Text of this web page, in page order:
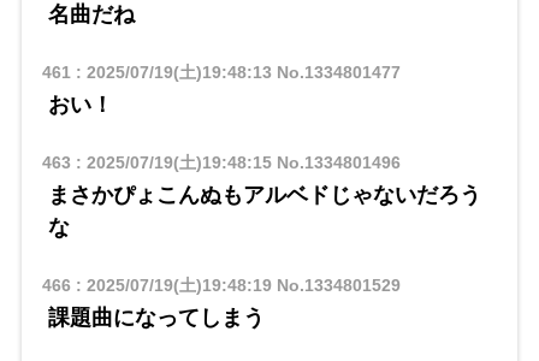
名曲だね
461 : 2025/07/19(土)19:48:13 No.1334801477
おい！
463 : 2025/07/19(土)19:48:15No.1334801496
まさかぴょこんぬもアルベドじゃないだろう
な
466 : 2025/07/19(土)19:48:19No.1334801529
課題曲になってしまう